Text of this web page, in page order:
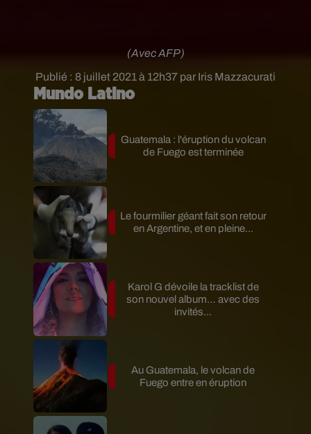
Publié : 8 juillet 2021 à 12h37 par Iris Mazzacurati
(Avec AFP)
Mundo Latino
Guatemala : l'éruption du volcan
de Fuego est terminée
Le fourmilier géant fait son retour
en Argentine, et en pleine...
Karol G dévoile la tracklist de
son nouvel album… avec des
invités...
Au Guatemala, le volcan de
Fuego entre en éruption